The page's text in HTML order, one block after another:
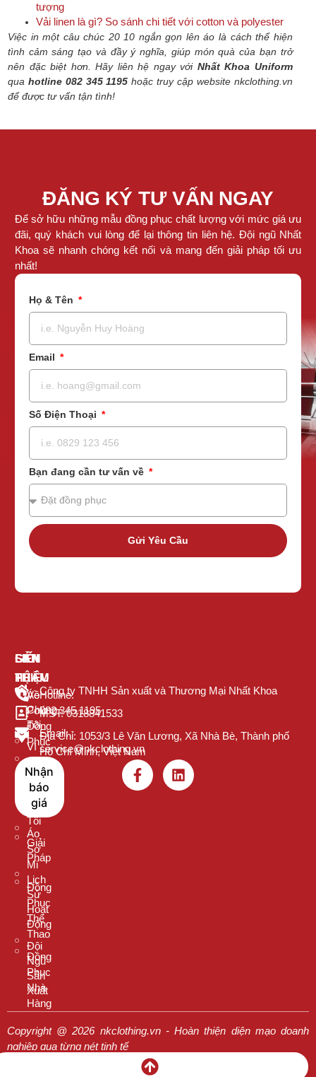
tượng
Vải linen là gì? So sánh chi tiết với cotton và polyester
Việc in một câu chúc 20 10 ngắn gọn lên áo là cách thể hiện
tình cảm sáng tạo và đầy ý nghĩa, giúp món quà của bạn trở
nên đặc biệt hơn.Hãy liên hệ ngay với Nhất Khoa Uniform
qua hotline 082 345 1195 hoặc truy cập website nkclothing.vn
để được tư vấn tận tình!
ĐĂNG KÝ TƯ VẤN NGAY
Để sở hữu những mẫu đồng phục chất lượng với mức giá ưu
đãi, quý khách vui lòng để lại thông tin liên hệ. Đội ngũ Nhất
Khoa sẽ nhanh chóng kết nối và mang đến giải pháp tối ưu
nhất!
Họ & Tên
Email
Số Điện Thoại
Bạn đang cần tư vấn về
Gửi Yêu Cầu
Công ty TNHH Sản xuất và Thương Mại Nhất Khoa
MST: 0318841533
Địa Chỉ: 1053/3 Lê Văn Lương, Xã Nhà Bè, Thành phố
Hồ Chí Minh, Việt Nam
GIỚI
THIỆU
Về
Chúng
Tôi
Vì
Sao
Nên
Chọn
Chúng
Tôi
Giải
Pháp
Lịch
Sử
Hoạt
Động
Đội
Ngũ
Sản
Xuất
SẢN
PHẨM
Áo
Polo
Đồng
Phục
Thun
Cổ
Tròn
Áo
Sơ
Mi
Đồng
Phục
Thể
Thao
Đồng
Phục
Nhà
Hàng
LIÊN
HỆ
Hotline:
082.345.1195
Email:
service@nkclothing.vn
Nhận
báo
giá
Copyright @ 2026 nkclothing.vn - Hoàn thiện diện mạo doanh
nghiệp qua từng nét tinh tế